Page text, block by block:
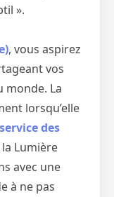
».
, vous aspirez
vos
monde. La
lorsqu’elle
des
Lumière
avec une
à ne pas